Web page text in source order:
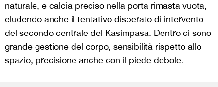
naturale, e calcia preciso nella porta rimasta vuota,
eludendo anche il tentativo disperato di intervento
del secondo centrale del Kasimpasa. Dentro ci sono
grande gestione del corpo, sensibilità rispetto allo
spazio, precisione anche con il piede debole.